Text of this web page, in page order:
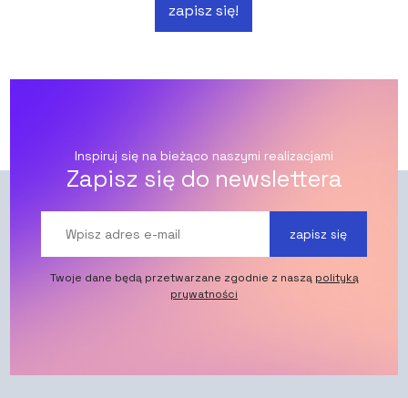
zapisz się!
Inspiruj się na bieżąco naszymi realizacjami
Zapisz się do newslettera
zapisz się
Twoje dane będą przetwarzane zgodnie z naszą polityką
prywatności